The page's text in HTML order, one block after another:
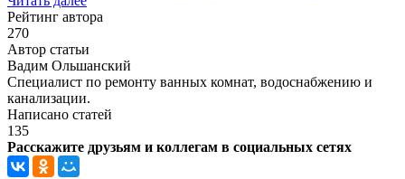
Рейтинг автора
270
Автор статьи
Вадим Ольшанский
Специалист по ремонту ванных комнат, водоснабжению и
канализации.
Написано статей
135
Расскажите друзьям и коллегам в социальных сетях